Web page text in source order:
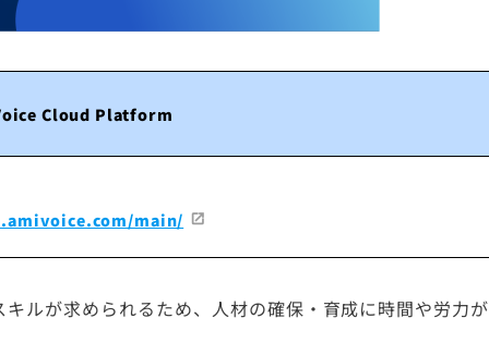
Cloud Platform
main/
ルが求められるため、人材の確保・育成に時間や労力が